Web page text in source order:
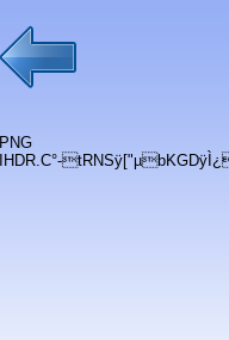
PNG
IHDR.C°-